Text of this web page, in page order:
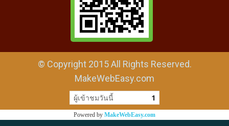
© Copyright 2015 All Rights Reserved.
MakeWebEasy.com
ผู้เข้าชมวันนี้ 1
Powered by MakeWebEasy.com